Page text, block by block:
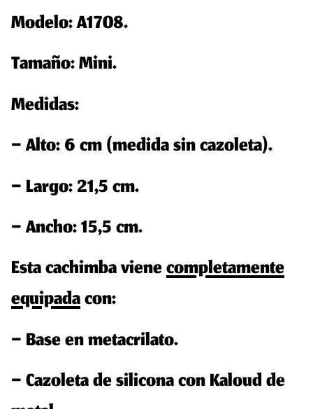
Modelo: A1708.
Tamaño: Mini.
Medidas:
– Alto: 6 cm (medida sin cazoleta).
– Largo: 21,5 cm.
– Ancho: 15,5 cm.
Esta cachimba vienecompletamente
equipadacon:
–Baseen metacrilato.
–Cazoletade silicona conKaloudde